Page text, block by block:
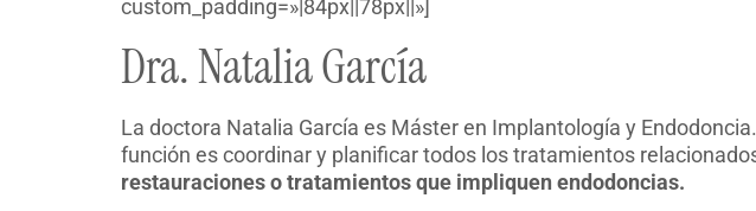
custom_padding=»|84px||78px||»]
Dra. Natalia García
La doctora Natalia García es Máster en Implantología y
función es coordinar y planificar todos los tratamientos
restauraciones o tratamientos que impliquen endodoncias.